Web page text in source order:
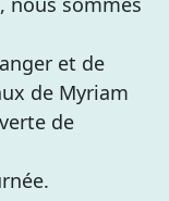
et de
de Myriam
de